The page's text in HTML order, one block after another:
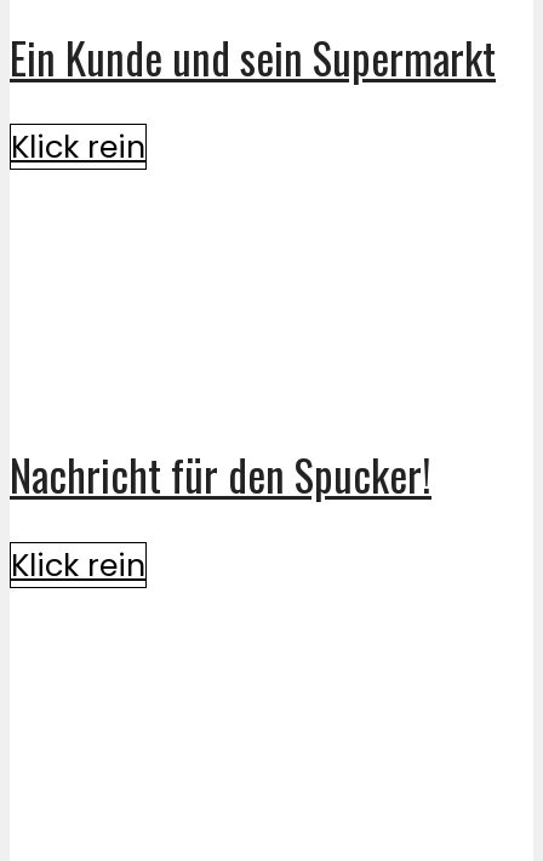
Ein Kunde und sein Supermarkt
Klick rein
Nachricht für den Spucker!
Klick rein